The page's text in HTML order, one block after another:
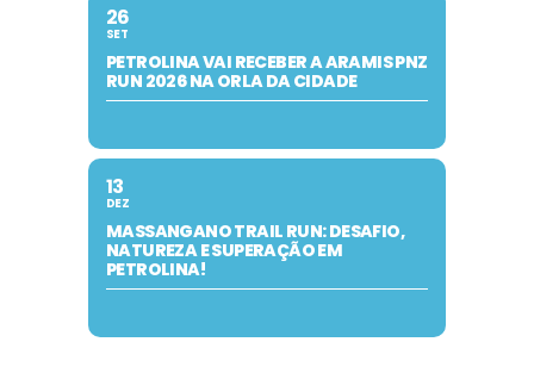
26
SET
PETROLINA VAI RECEBER A ARAMIS PNZ
RUN 2026 NA ORLA DA CIDADE
13
DEZ
MASSANGANO TRAIL RUN: DESAFIO,
NATUREZA E SUPERAÇÃO EM
PETROLINA!